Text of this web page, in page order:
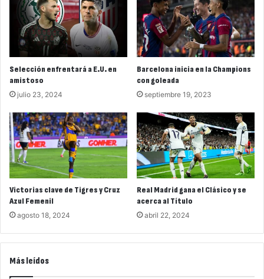
Selección enfrentará a E.U. en
amistoso
julio 23, 2024
Barcelona inicia en la Champions
con goleada
septiembre 19, 2023
Victorias clave de Tigres y Cruz
Azul Femenil
agosto 18, 2024
Real Madrid gana el Clásico y se
acerca al Título
abril 22, 2024
Más leídos